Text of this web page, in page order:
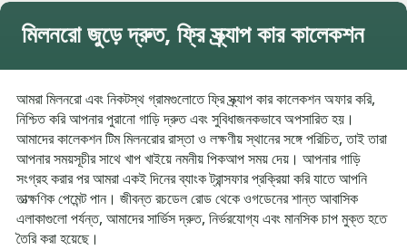
মিলনরো জুড়ে দ্রুত, ফ্রি স্ক্র্যাপ কার কালেকশন
আমরা মিলনরো এবং নিকটস্থ গ্রামগুলোতে ফ্রি স্ক্র্যাপ কার কালেকশন অফার করি,
নিশ্চিত করি আপনার পুরানো গাড়ি দ্রুত এবং সুবিধাজনকভাবে অপসারিত হয়।
আমাদের কালেকশন টিম মিলনরোর রাস্তা ও লক্ষণীয় স্থানের সঙ্গে পরিচিত, তাই তারা
আপনার সময়সূচীর সাথে খাপ খাইয়ে নমনীয় পিকআপ সময় দেয়। আপনার গাড়ি
সংগ্রহ করার পর আমরা একই দিনের ব্যাংক ট্রান্সফার প্রক্রিয়া করি যাতে আপনি
তাত্ক্ষণিক পেমেন্ট পান। জীবন্ত রচডেল রোড থেকে ওগডেনের শান্ত আবাসিক
এলাকাগুলো পর্যন্ত, আমাদের সার্ভিস দ্রুত, নির্ভরযোগ্য এবং মানসিক চাপ মুক্ত হতে
তৈরি করা হয়েছে।